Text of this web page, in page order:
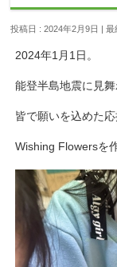
投稿日 : 2024年2月9日 最
2024年1月1日。
能登半島地震に見
皆で願いを込めた
Wishing Flowersを